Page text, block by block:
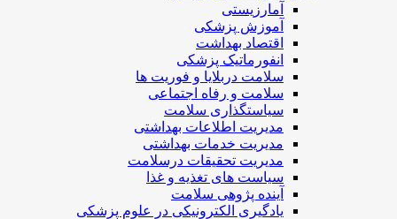
آمارزیستی
آموزش پزشکی
اقتصاد بهداشت
انفورماتیک پزشکی
سلامت دربلايا و فوريت ها
سلامت و رفاه اجتماعی
سیاستگذاری سلامت
مدیریت اطلاعات بهداشتی
مدیریت خدمات بهداشتی
مدیریت تحقیقات درسلامت
سیاست های تغذیه و غذا
آینده پژوهی سلامت
یادگیری الکترونیکی در علوم پزشکی